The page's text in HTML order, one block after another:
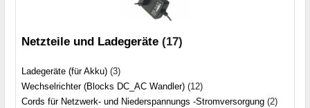
Netzteile und Ladegeräte (17)
Ladegeräte (für Akku) (3)
Wechselrichter (Blocks DC_AC Wandler) (12)
Cords für Netzwerk- und Niederspannungs -Stromversorgung (2)